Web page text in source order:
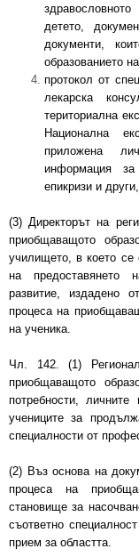
детето,
документи,
образованието
протокол от
лекарска
териториална
Национална
приложена
информация за
епикризи и
(3) Директорът на
приобщаващото
училището, в което се
на предоставянето
развитие, издадено
процеса на
на ученика.
Чл. 142. (1)
приобщаващото
потребности,
учениците за
специалности от
(2) Въз основа на
процеса на
становище за
съответно
прием за областта.